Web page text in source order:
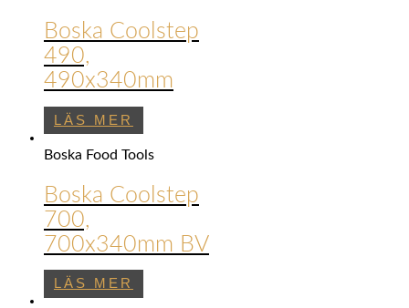
Boska Coolstep
490,
490x340mm
LÄS MER
Boska Food Tools
Boska Coolstep
700,
700x340mm BV
LÄS MER